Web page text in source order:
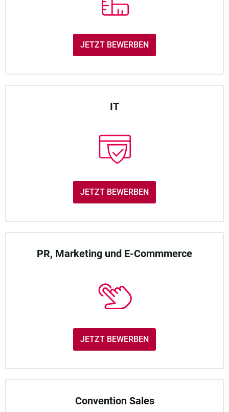
JETZT BEWERBEN
IT
JETZT BEWERBEN
PR, Marketing und E-Commmerce
JETZT BEWERBEN
Convention Sales